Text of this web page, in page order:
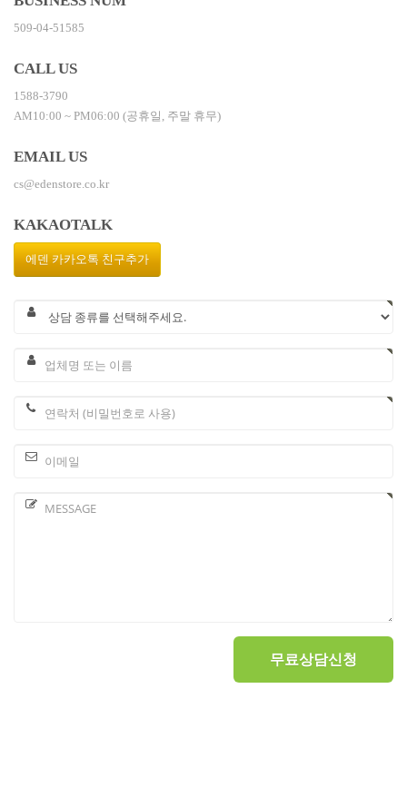
509-04-51585
CALL US
1588-3790
AM10:00 ~ PM06:00 (공휴일, 주말 휴무)
EMAIL US
cs@edenstore.co.kr
KAKAOTALK
에덴 카카오톡 친구추가
무료상담신청